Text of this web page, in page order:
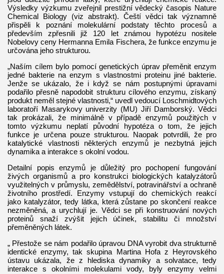
Výsledky výzkumu zveřejnil prestižní vědecký časopis Nature
Chemical Biology (viz abstrakt). Čeští vědci tak významně
přispěli k poznání molekulární podstaty těchto procesů a
především zpřesnili již 120 let známou hypotézu nositele
Nobelovy ceny Hermanna Emila Fischera, že funkce enzymu je
určována jeho strukturou.
„Naším cílem bylo pomocí genetických úprav přeměnit enzym
jedné bakterie na enzym s vlastnostmi proteinu jiné bakterie.
Jenže se ukázalo, že i když se nám postupnými úpravami
podařilo přesně napodobit strukturu cílového enzymu, získaný
produkt neměl stejné vlastnosti,“ uvedl vedoucí Loschmidtových
laboratoří Masarykovy univerzity (MU) Jiří Damborský. Vědci
tak prokázali, že minimálně v případě enzymů použitých v
tomto výzkumu neplatí původní hypotéza o tom, že jejich
funkce je určena pouze strukturou. Naopak potvrdili, že pro
katalytické vlastnosti některých enzymů je nezbytná jejich
dynamika a interakce s okolní vodou.
Detailní popis enzymů je důležitý pro pochopení fungování
živých organismů a pro konstrukci biologických katalyzátorů
využitelných v průmyslu, zemědělství, potravinářství a ochraně
životního prostředí. Enzymy vstupují do chemických reakcí
jako katalyzátor, tedy látka, která zůstane po skončení reakce
nezměněná, a urychlují je. Vědci se při konstruování nových
proteinů snaží zvýšit jejich účinek, stabilitu či množství
přeměněných látek.
„ Přestože se nám podařilo úpravou DNA vyrobit dva strukturně
identické enzymy, tak skupina Martina Hofa z Heyrovského
ústavu ukázala, že z hlediska dynamiky a solvatace, tedy
interakce s okolními molekulami vody, byly enzymy velmi